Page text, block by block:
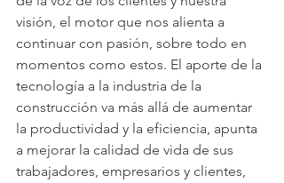
visión, el motor que nos alienta a
continuar con pasión, sobre todo en
momentos como estos. El aporte de la
tecnología a la industria de la
construcción va más allá de aumentar
la productividad y la eficiencia, apunta
a mejorar la calidad de vida de sus
trabajadores, empresarios y clientes,